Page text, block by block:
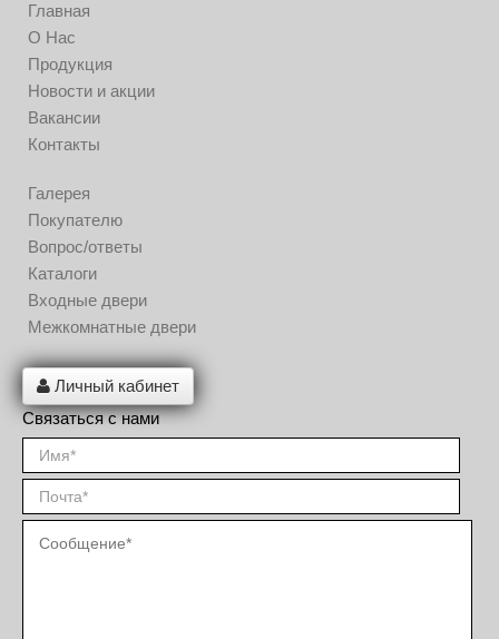
Главная
О Нас
Продукция
Новости и акции
Вакансии
Контакты
Галерея
Покупателю
Вопрос/ответы
Каталоги
Входные двери
Межкомнатные двери
Личный кабинет
Связаться с нами